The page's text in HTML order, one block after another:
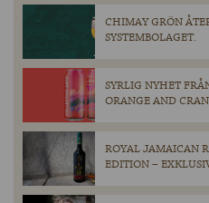
CHIMAY GRÖN
SYSTEMBOLAGET.
SYRLIG NYHET
ORANGE AND
ROYAL JAMAICAN
EDITION –